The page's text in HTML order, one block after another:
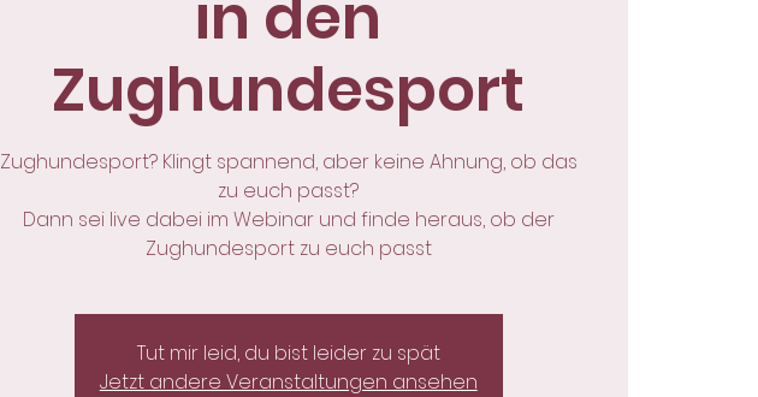
in den
Zughundesport
Zughundesport? Klingt spannend, aber keine Ahnung, ob das
zu euch passt?
Dann sei live dabei im Webinar und finde heraus, ob der
Zughundesport zu euch passt
Tut mir leid, du bist leider zu spät
Jetzt andere Veranstaltungen ansehen